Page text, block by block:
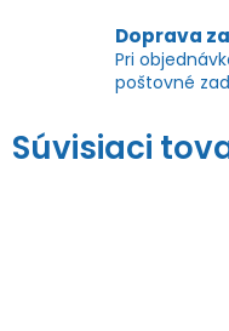
Doprava
Pri
poštovné
Súvisiaci